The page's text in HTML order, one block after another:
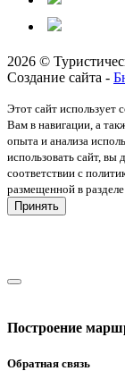
2026 ©
Создание сайта -
Этот сайт использует
Вам в навигации, а
опыта и анализа
использовать сайт, вы
соответствии с
размещенной в разделе
Принять
Построение
Обратная связь